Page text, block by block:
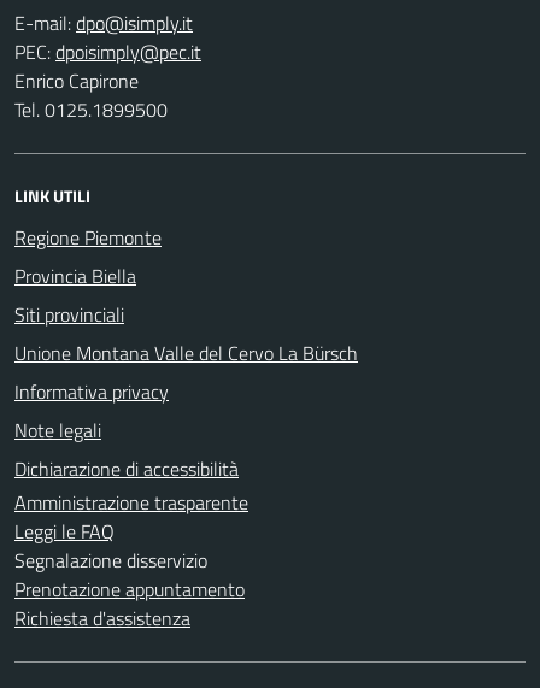
E-mail:
PEC:
Enrico Capirone
Tel. 0125.1899500
LINK UTILI
Regione Piemonte
Provincia Biella
Siti provinciali
Unione Montana Valle del Cervo La Bürsch
Informativa privacy
Note legali
Dichiarazione di accessibilità
Amministrazione trasparente
Leggi le FAQ
Segnalazione disservizio
Prenotazione appuntamento
Richiesta d'assistenza